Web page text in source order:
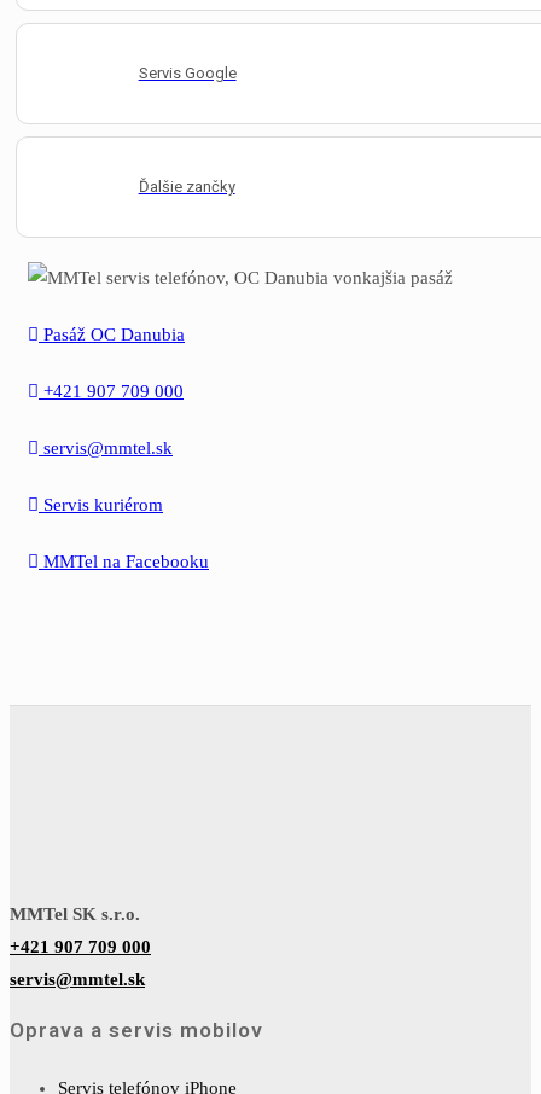
Servis Google
Ďalšie zančky
Pasáž OC Danubia
+421 907 709 000
servis@mmtel.sk
Servis kuriérom
MMTel na Facebooku
MMTel SK s.r.o.
+421 907 709 000
servis@mmtel.sk
Oprava a servis mobilov
Servis telefónov iPhone